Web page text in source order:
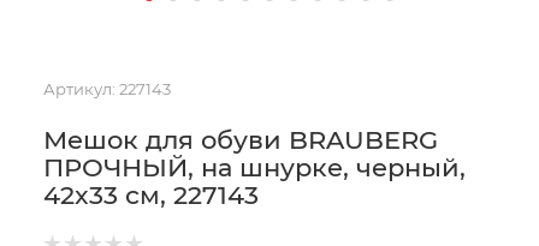
Артикул: 227143
Мешок для обуви BRAUBERG
ПРОЧНЫЙ, на шнурке, черный,
42x33 см, 227143